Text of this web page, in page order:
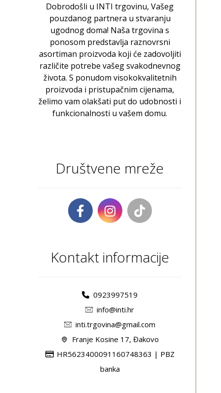
Dobrodošli u INTI trgovinu, Vašeg
pouzdanog partnera u stvaranju
ugodnog doma! Naša trgovina s
ponosom predstavlja raznovrsni
asortiman proizvoda koji će zadovoljiti
različite potrebe vašeg svakodnevnog
života. S ponudom visokokvalitetnih
proizvoda i pristupačnim cijenama,
želimo vam olakšati put do udobnosti i
funkcionalnosti u vašem domu.
Društvene mreže
Kontakt informacije
0923997519
info@inti.hr
inti.trgovina@gmail.com
Franje Kosine 17, Đakovo
HR5623400091160748363 | PBZ
banka